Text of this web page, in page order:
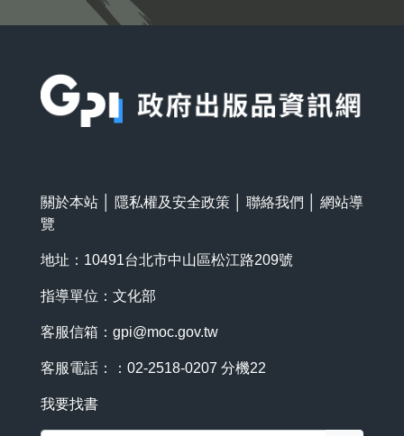
關於本站 隱私權及安全政策 聯絡我們
網站導
覽
地址：10491台北市中山區松江路209號
指導單位：文化部
客服信箱： gpi@moc.gov.tw
客服電話：：02-2518-0207 分機22
我要找書